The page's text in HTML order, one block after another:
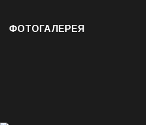
ФОТОГАЛЕРЕЯ